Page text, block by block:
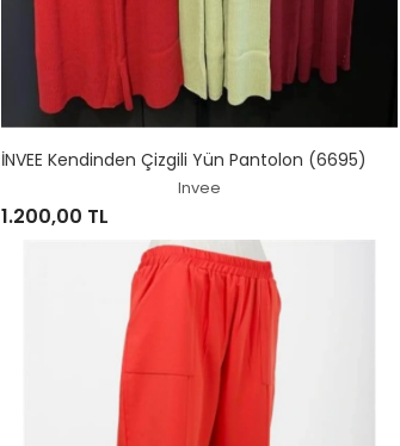
İNVEE Kendinden Çizgili Yün Pantolon (6695)
Invee
1.200,00 TL